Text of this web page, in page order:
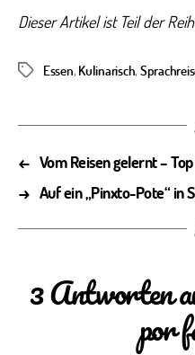
Dieser Artikel ist Teil der
Schlagwörter
Essen, Kulinarisch,
← Vom Reisen gelernt –
→ Auf ein „Pinxto-Pote“ in
3 Antworten
por